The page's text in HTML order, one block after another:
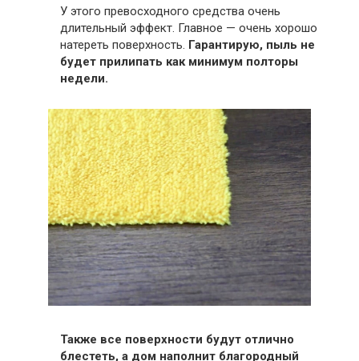
У этого превосходного средства очень
длительный эффект. Главное — очень хорошо
натереть поверхность. Гарантирую, пыль не
будет прилипать как минимум полторы
недели.
Также все поверхности будут отлично
блестеть, а дом наполнит благородный